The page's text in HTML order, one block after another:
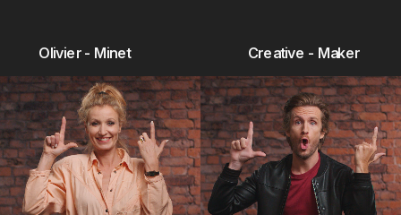
Olivier - Minet Creative - Maker